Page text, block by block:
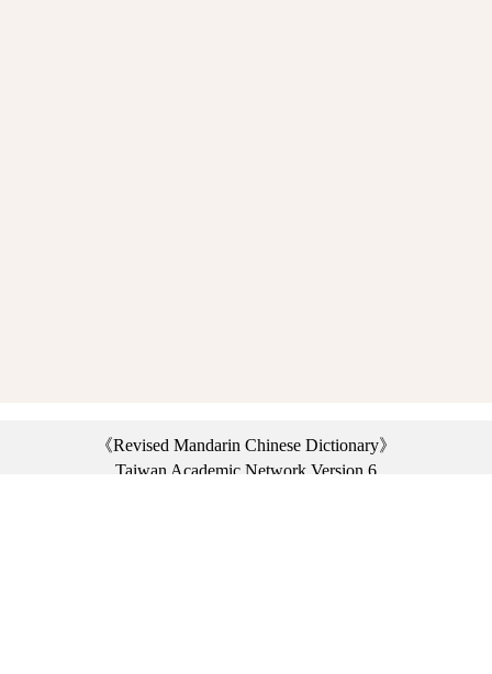
《Revised Mandarin Chinese Dictionary》
Taiwan Academic Network Version 6